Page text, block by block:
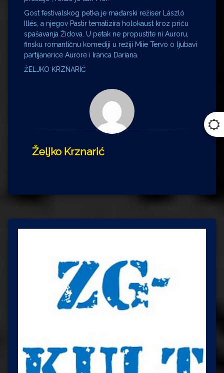
Gost festivalskog petka je mađarski režiser László
Illés, a njegov Pastir tematizira holokaust kroz priču
spašavanja Židova. U petak ne propustite ni Auroru,
finsku romantičnu komediji u režiji Miie Tervo o ljubavi
partijanerice Aurore i Iranca Dariana.
ŽELJKO KRZNARIĆ
Željko Krznarić